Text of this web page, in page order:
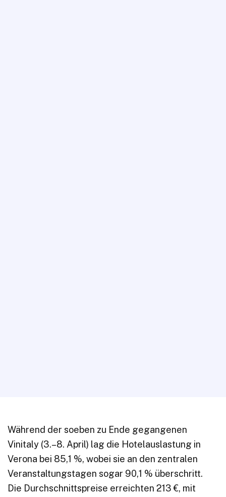
Während der soeben zu Ende gegangenen
Vinitaly (3.–8. April) lag die Hotelauslastung in
Verona bei 85,1 %, wobei sie an den zentralen
Veranstaltungstagen sogar 90,1 % überschritt.
Die Durchschnittspreise erreichten 213 €, mit